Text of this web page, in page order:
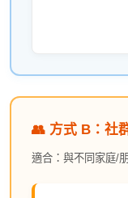
👥 方式 B：社
適合：與不同家庭/